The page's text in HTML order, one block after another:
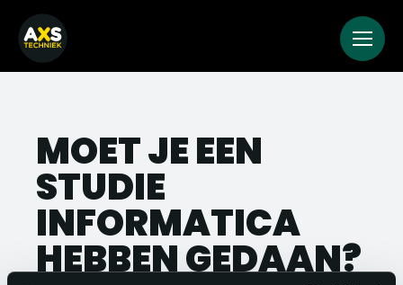
MOET JE EEN
STUDIE
INFORMATICA
HEBBEN GEDAAN?